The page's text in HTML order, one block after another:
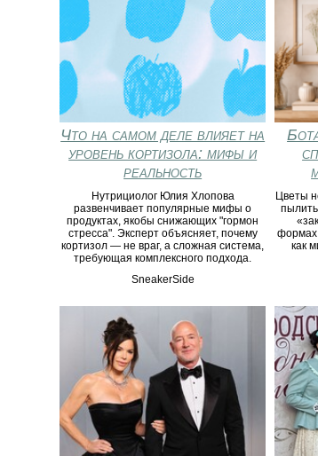
Что на самом деле влияет на
уровень кортизола: мифы и
реальность
Нутрициолог Юлия Хлопова
развенчивает популярные мифы о
продуктах, якобы снижающих "гормон
стресса". Эксперт объясняет, почему
кортизол — не враг, а сложная система,
требующая комплексного подхода.
SneakerSide
Цветы
как